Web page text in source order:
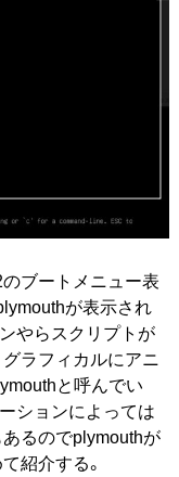
ブートメニュー表
が表示され
やらスクリプトが
ラフィカルにアニ
と呼んでい
ションによっては
るのでplymouthが
紹介する。